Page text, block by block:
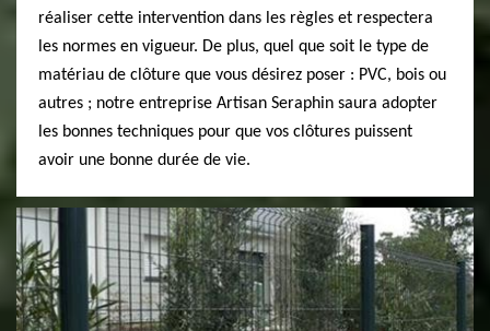
réaliser cette intervention dans les règles et respectera
les normes en vigueur. De plus, quel que soit le type de
matériau de clôture que vous désirez poser : PVC, bois ou
autres ; notre entreprise Artisan Seraphin saura adopter
les bonnes techniques pour que vos clôtures puissent
avoir une bonne durée de vie.